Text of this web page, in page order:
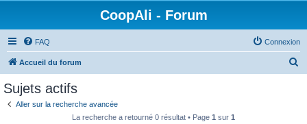
CoopAli - Forum
FAQ Connexion
Accueil du forum
Sujets actifs
Aller sur la recherche avancée
La recherche a retourné 0 résultat • Page 1 sur 1